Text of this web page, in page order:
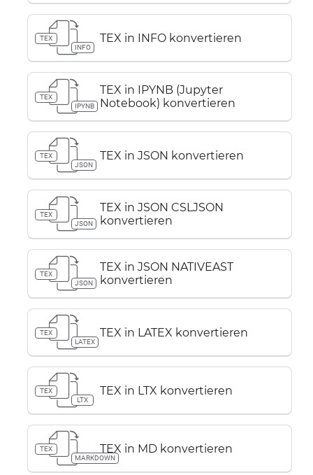
TEX
INFO
TEX in INFO konvertieren
TEX
IPYNB
TEX in IPYNB (Jupyter
Notebook) konvertieren
TEX
JSON
TEX in JSON konvertieren
TEX
JSON
TEX in JSON CSLJSON
konvertieren
TEX
JSON
TEX in JSON NATIVEAST
konvertieren
TEX
LATEX
TEX in LATEX konvertieren
TEX
LTX
TEX in LTX konvertieren
TEX
MARKDOWN
TEX in MD konvertieren